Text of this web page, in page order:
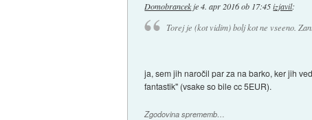
Domobrancekje4. apr 2016 ob 17:45 izjavil:
Torej je (kot vidim) bolj kot ne vseeno.
ja, sem jih naročil par za na barko, ker jih
fantastik" (vsake so bile cc 5EUR).
Zgodovina sprememb…